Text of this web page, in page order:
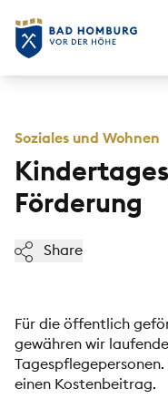
Soziales und Wohnen
Förderung
Share
Für die öffentlich
gewähren wir
einen Kostenbeitrag.